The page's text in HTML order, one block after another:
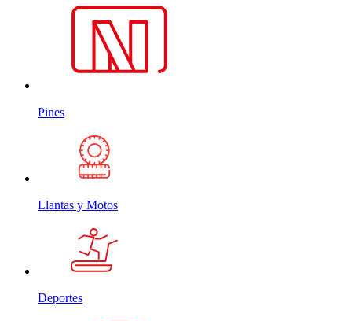
Pines
Llantas y Motos
Deportes